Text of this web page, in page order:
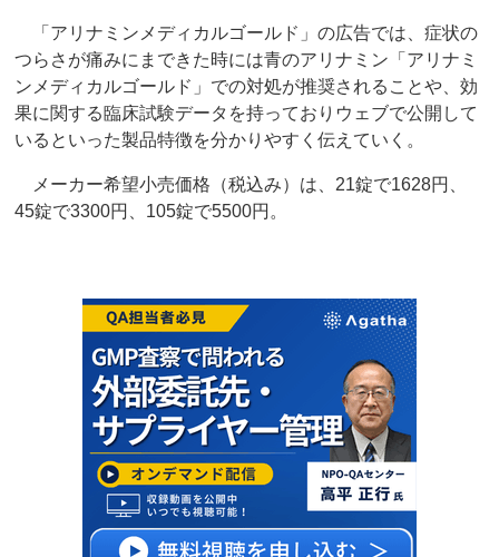
「アリナミンメディカルゴールド」の広告では、症状の
つらさが痛みにまできた時には青のアリナミン「アリナミ
ンメディカルゴールド」での対処が推奨されることや、効
果に関する臨床試験データを持っておりウェブで公開して
いるといった製品特徴を分かりやすく伝えていく。
メーカー希望小売価格（税込み）は、21錠で1628円、
45錠で3300円、105錠で5500円。